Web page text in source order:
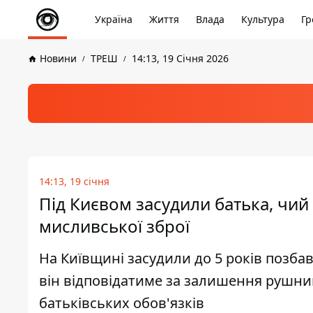
Україна Життя Влада Культура
Новини ТРЕШ 14:13, 19 Січня 2026
14:13, 19 січня
Під Києвом засудили батька, чий
мисливської зброї
На Київщині засудили до 5 років
він відповідатиме за залишення
батьківських обов'язків